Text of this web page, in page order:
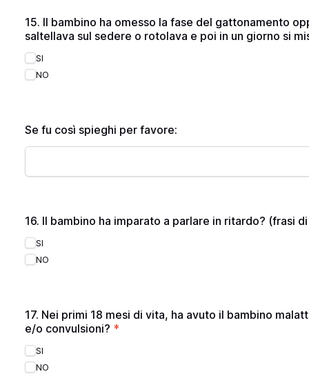
15. Il bambino ha omesso la fase del gattonamento
saltellava sul sedere o rotolava e poi in un giorno si
SI
NO
Se fu così spieghi per favore:
16. Il bambino ha imparato a parlare in ritardo? (frasi
SI
NO
17. Nei primi 18 mesi di vita, ha avuto il bambino
e/o convulsioni? *
SI
NO